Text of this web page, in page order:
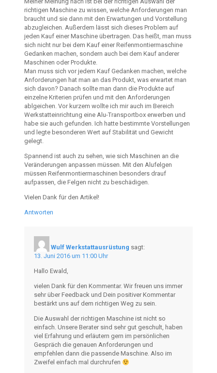
richtigen Maschine zu wissen, welche Anforderungen man
braucht und sie dann mit den Erwartungen und Vorstellung
abzugleichen. Außerdem lässt sich dieses Problem auf
jeden Kauf einer Maschine übertragen. Das heißt, man muss
sich nicht nur bei dem Kauf einer Reifenmontiermaschine
Gedanken machen, sondern auch bei dem Kauf anderer
Maschinen oder Produkte.
Man muss sich vor jedem Kauf Gedanken machen, welche
Anforderungen hat man an das Produkt, was erwartet man
sich davon? Danach sollte man dann die Produkte auf
einzelne Kriterien prüfen und mit den Anforderungen
ablgeichen. Vor kurzem wollte ich mir auch im Bereich
Werkstatteinrichtung eine Alu-Transportbox erwerben und
habe sie auch gefunden. Ich hatte bestimmte Vorstellungen
und legte besonderen Wert auf Stabilität und Gewicht
gelegt.
Spannend ist auch zu sehen, wie sich Maschinen an die
Veränderungen anpassen müssen. Mit den Alufelgen
müssen Reifenmontiermaschinen besonders drauf
aufpassen, die Felgen nicht zu beschädigen.
Vielen Dank für den Artikel!
Antworten
Wulf Werkstattausrüstung sagt:
13. Juni 2016 um 11:00 Uhr
Hallo Ewald,
vielen Dank für den Kommentar. Wir freuen uns immer
sehr über Feedback und Dein positiver Kommentar
bestärkt uns auf dem richtigen Weg zu sein.
Die Auswahl der richtigen Maschine ist nicht so
einfach. Unsere Berater sind sehr gut geschult, haben
viel Erfahrung und erläutern gern im persönlichen
Gespräch die genauen Anforderungen und
empfehlen dann die passende Maschine. Also im
Zweifel einfach mal durchrufen